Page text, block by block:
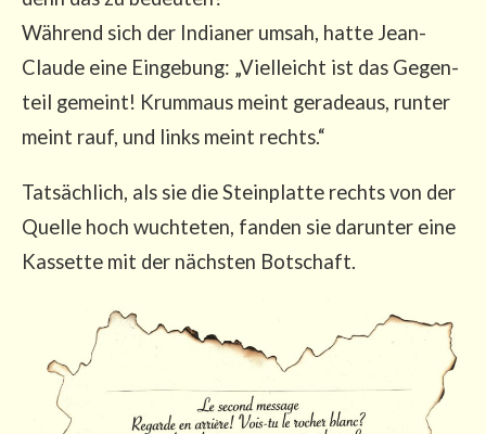
Wäh­rend sich der India­ner umsah, hat­te Jean-
Clau­de eine Ein­ge­bung: „Viel­leicht ist das Gegen­
teil gemeint! Krum­maus meint gera­de­aus, run­ter
meint rauf, und links meint rechts.“
Tat­säch­lich, als sie die Stein­plat­te rechts von der
Quel­le hoch wuch­te­ten, fan­den sie dar­un­ter eine
Kas­set­te mit der nächs­ten Botschaft.